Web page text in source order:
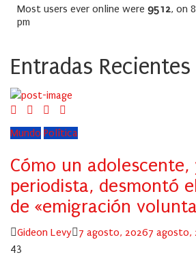
Most users ever online were 9512, on
pm
Entradas Recientes
Mundo Política
Cómo un adolescente,
periodista, desmontó
de «emigración
Author
Gideon Levy
Posted
7 agosto, 20267 agosto,
43